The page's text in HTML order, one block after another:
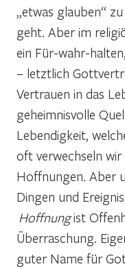
„etwas glauben“
geht. Aber im
ein Für-wahr-
– letztlich
Vertrauen in das
geheimnisvolle
Lebendigkeit,
oft verwechseln wir
Hoffnungen. Aber
Dingen und
Hoffnungist
Überraschung.
guter Name für